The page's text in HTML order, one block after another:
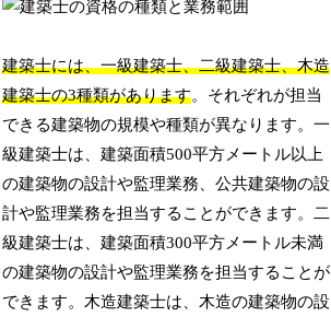
建築士には、一級建築士、二級建築士、木造
建築士の3種類があります。それぞれが担当
できる建築物の規模や種類が異なります。一
級建築士は、建築面積500平方メートル以上
の建築物の設計や監理業務、公共建築物の設
計や監理業務を担当することができます。二
級建築士は、建築面積300平方メートル未満
の建築物の設計や監理業務を担当することが
できます。木造建築士は、木造の建築物の設